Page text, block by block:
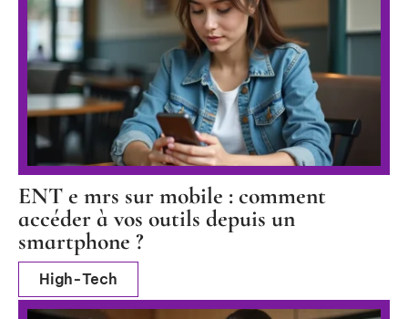
ENT e mrs sur mobile : comment
accéder à vos outils depuis un
smartphone ?
High-Tech